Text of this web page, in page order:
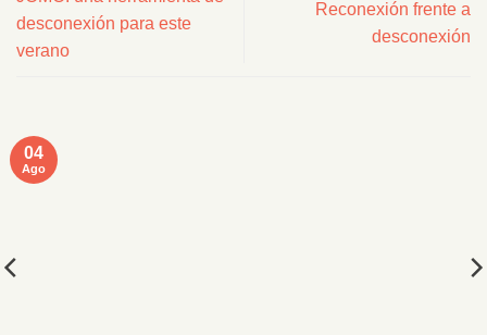
desconexión para este
verano
Reconexión frente a
desconexión
04
Ago